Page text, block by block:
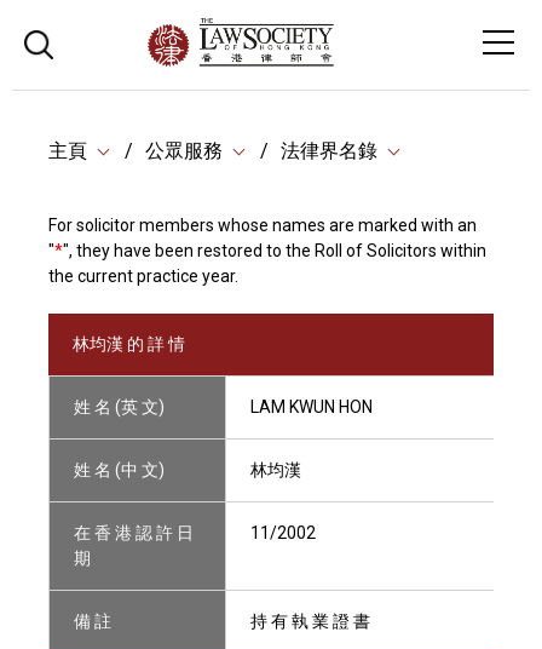
主頁 公眾服務 法律界名錄
For solicitor members whose names are marked with an
"*", they have been restored to the Roll of Solicitors within
the current practice year.
林均漢 的 詳 情
姓 名 (英 文) LAM KWUN HON
姓 名 (中 文) 林均漢
在 香 港 認 許 日
期
11/2002
備 註 持 有 執 業 證 書